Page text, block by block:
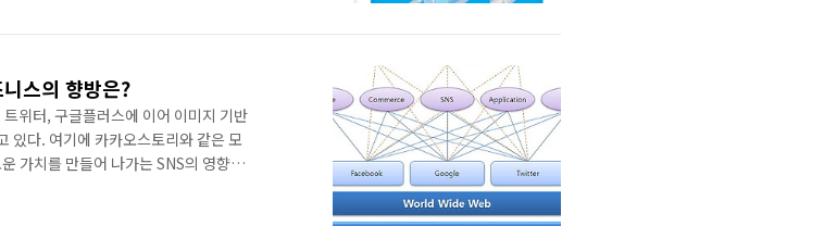
만들고 싶거나 기존의 비즈니스에 플
스의 향방은?
위터, 구글플러스에 이어 이미지 기반
있다. 여기에 카카오스토리와 같은 모
가치를 만들어 나가는 SNS의 영향력
거대 SNS는 일개 서비스라고 부르